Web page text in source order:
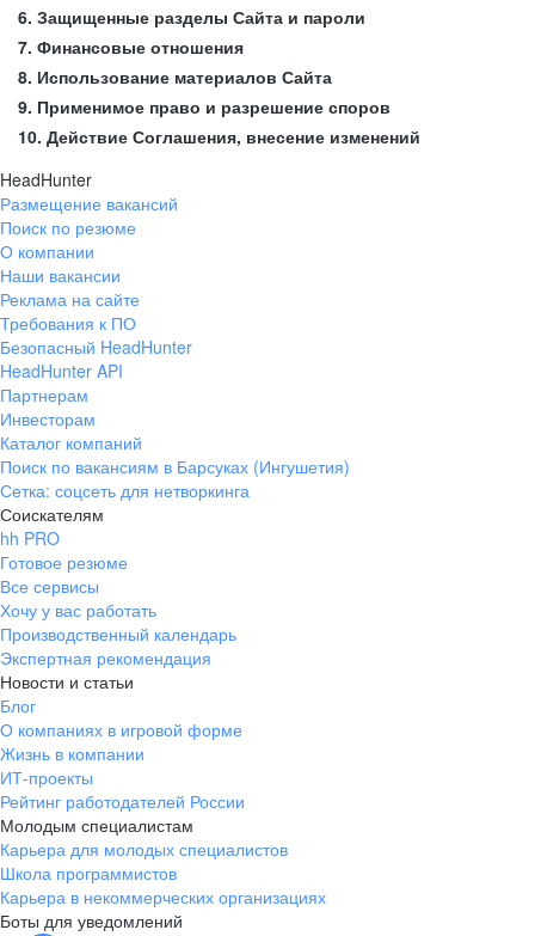
6. Защищенные разделы Сайта и пароли
7. Финансовые отношения
8. Использование материалов Сайта
9. Применимое право и разрешение споров
10. Действие Соглашения, внесение изменений
HeadHunter
Размещение вакансий
Поиск по резюме
О компании
Наши вакансии
Реклама на сайте
Требования к ПО
Безопасный HeadHunter
HeadHunter API
Партнерам
Инвесторам
Каталог компаний
Поиск по вакансиям в Барсуках (Ингушетия)
Сетка: соцсеть для нетворкинга
Соискателям
hh PRO
Готовое резюме
Все сервисы
Хочу у вас работать
Производственный календарь
Экспертная рекомендация
Новости и статьи
Блог
О компаниях в игровой форме
Жизнь в компании
ИТ-проекты
Рейтинг работодателей России
Молодым специалистам
Карьера для молодых специалистов
Школа программистов
Карьера в некоммерческих организациях
Боты для уведомлений